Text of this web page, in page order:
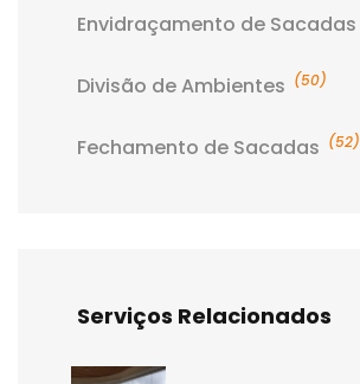
Envidraçamento de Sacadas
Divisão de Ambientes (50)
Fechamento de Sacadas (52)
Serviços Relacionados